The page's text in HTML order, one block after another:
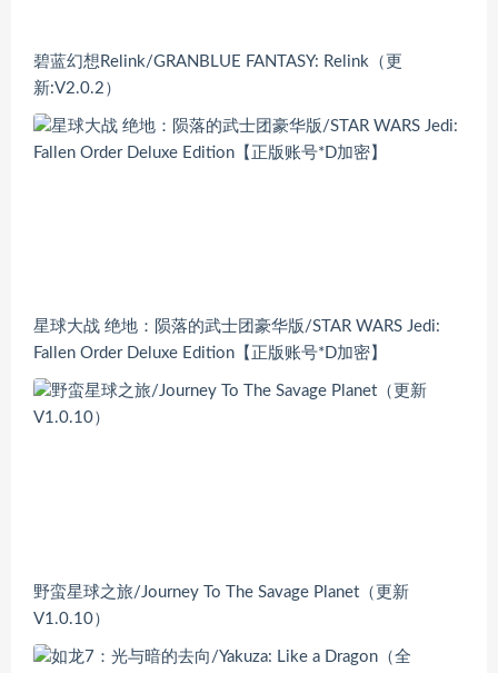
碧蓝幻想Relink/GRANBLUE FANTASY: Relink（更
新:V2.0.2）
星球大战 绝地：陨落的武士团豪华版/STAR WARS Jedi:
Fallen Order Deluxe Edition【正版账号*D加密】
野蛮星球之旅/Journey To The Savage Planet（更新
V1.0.10）